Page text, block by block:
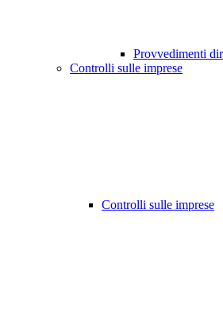
Provvedimenti
Controlli sulle imprese
Controlli sulle imprese